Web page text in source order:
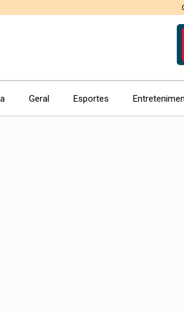
Geral Esportes